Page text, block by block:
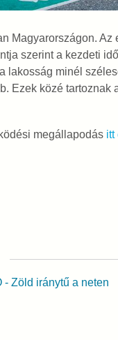
Magyarországon.
szerint a kezdeti
lakosság minél
Ezek közé tartoznak
megállapodás itt
- Zöld iránytű a neten